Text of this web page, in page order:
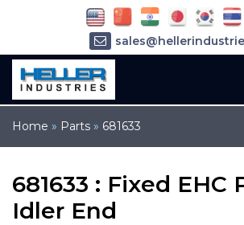
Home » Parts » 681633
681633 : Fixed EHC
Idler End